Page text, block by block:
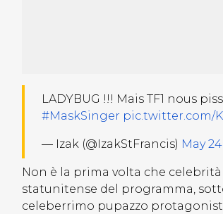
LADYBUG !!! Mais TF1 nous
#MaskSinger pic.twitter.com/
— Izak (@IzakStFrancis) May
Non è la prima volta che
statunitense del programma,
celeberrimo pupazzo